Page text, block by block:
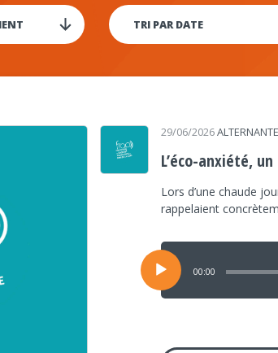
29/06/2026
L’éco-anxiété,
Lors d’une chaude
rappelaient
Lecteur
audio
00:00